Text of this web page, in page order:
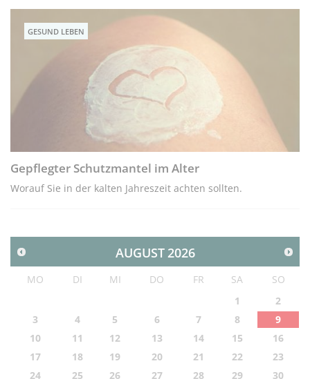
GESUND LEBEN
Gepflegter Schutzmantel im Alter
Worauf Sie in der kalten Jahreszeit achten sollten.
AUGUST 2026
MO DI MI DO FR SA
SO
1
2
3
4 5 6 7 8
9
10
11 12 13 14 15
16
17
18 19 20 21 22
23
24
25 26 27 28 29
30